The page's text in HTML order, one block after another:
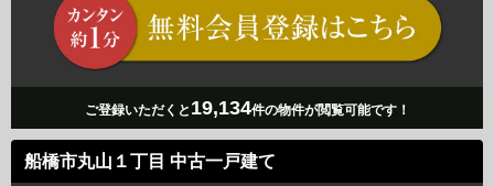
ご登録いただくと 19,134件の物件が閲覧可能です！
船橋市丸山１丁目 中古一戸建て